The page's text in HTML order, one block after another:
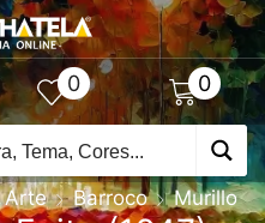
0 0
Arte Barroco Murillo